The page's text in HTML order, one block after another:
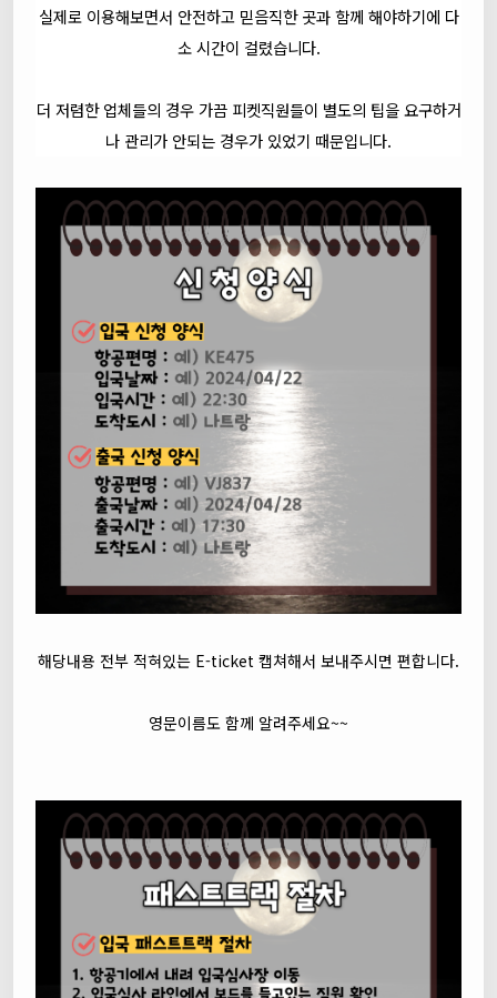
실제로 이용해보면서 안전하고 믿음직한 곳과 함께 해야하기에 다
소 시간이 걸렸습니다.
더 저렴한 업체들의 경우 가끔 피켓직원들이 별도의 팁을 요구하거
나 관리가 안되는 경우가 있었기 때문입니다.
해당내용 전부 적혀있는 E-ticket 캡쳐해서 보내주시면 편합니다.
영문이름도 함께 알려주세요~~